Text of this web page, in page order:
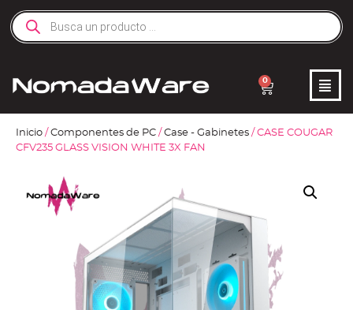
0
Inicio / Componentes de PC / Case - Gabinetes / CASE COUGAR
CFV235 GLASS VISION WHITE 3X FAN